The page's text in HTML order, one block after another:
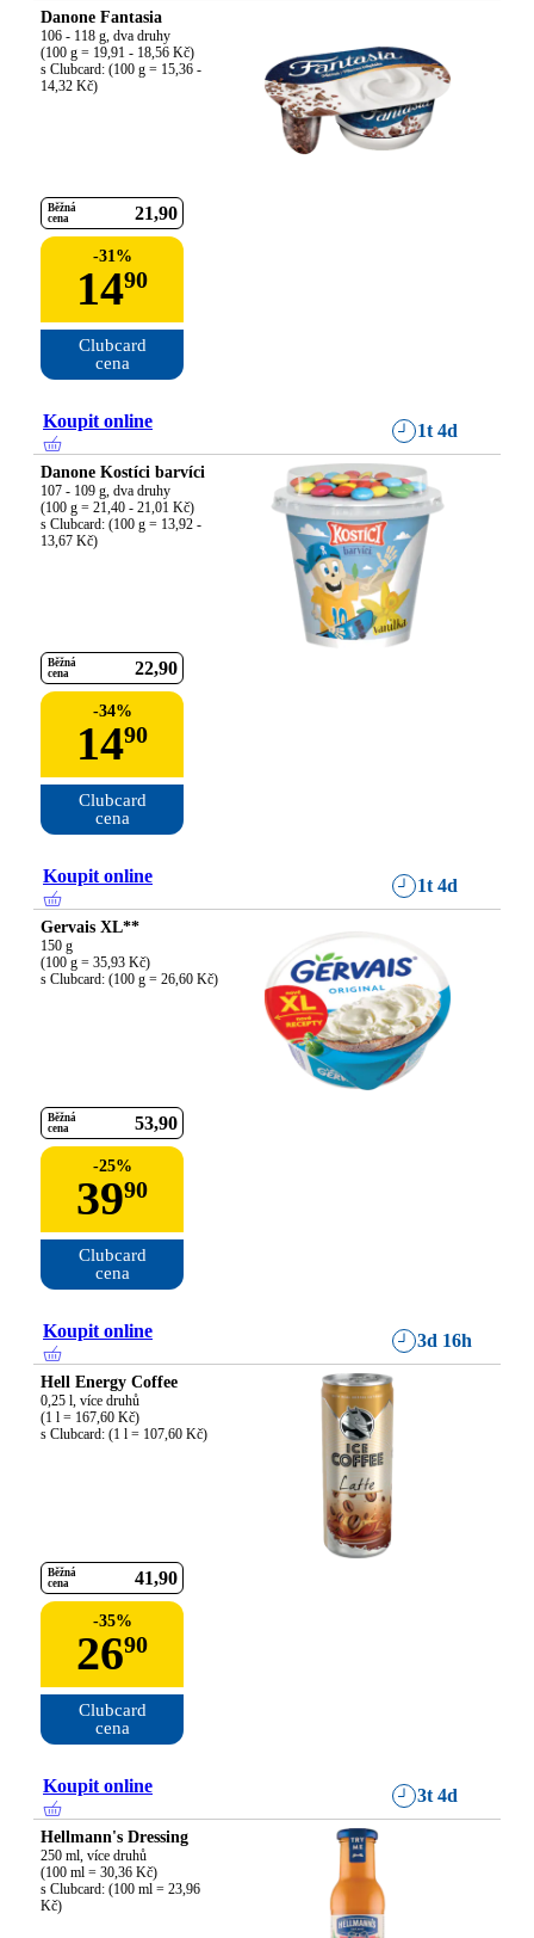
Danone Fantasia
106 - 118 g, dva druhy
(100 g = 19,91 - 18,56 Kč)
s Clubcard: (100 g = 15,36 -
14,32 Kč)
Běžná
cena
21 90
-31%
1490
Clubcard
cena
Koupit online 1t 4d
Danone Kostíci barvíci
107 - 109 g, dva druhy
(100 g = 21,40 - 21,01 Kč)
s Clubcard: (100 g = 13,92 -
13,67 Kč)
Běžná
cena
22 90
-34%
1490
Clubcard
cena
Koupit online 1t 4d
Gervais XL**
150 g
(100 g = 35,93 Kč)
s Clubcard: (100 g = 26,60 Kč)
Běžná
cena
53 90
-25%
3990
Clubcard
cena
Koupit online 3d 16h
Hell Energy Coffee
0,25 l, více druhů
(1 l = 167,60 Kč)
s Clubcard: (1 l = 107,60 Kč)
Běžná
cena
41 90
-35%
2690
Clubcard
cena
Koupit online 3t 4d
Hellmann's Dressing
250 ml, více druhů
(100 ml = 30,36 Kč)
s Clubcard: (100 ml = 23,96
Kč)